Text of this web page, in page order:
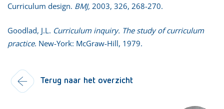
Curriculum design. BMJ, 2003, 326, 268-270.
Goodlad, J.L. Curriculum inquiry. The study of curriculum
practice. New-York: McGraw-Hill, 1979.
Terug naar het overzicht